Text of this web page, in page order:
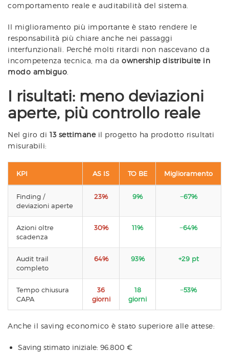
comportamento reale e auditabilità del sistema.
Il miglioramento più importante è stato rendere le
responsabilità più chiare anche nei passaggi
interfunzionali. Perché molti ritardi non nascevano da
incompetenza tecnica, ma da ownership distribuite in
modo ambiguo
I risultati: meno deviazioni
aperte, più controllo reale
Nel giro di 13 settimaneil progetto ha prodotto risultati
misurabili:
KPI AS IS TO BE Miglioramento
Finding /
deviazioni aperte
23% 9% −67%
Azioni oltre
scadenza
30% 11% −64%
Audit trail
completo
64% 93% +29 pt
Tempo chiusura
CAPA
36
giorni
18
giorni
−53%
Anche il saving economico è stato superiore alle attese:
Saving stimato iniziale: 96.800 €